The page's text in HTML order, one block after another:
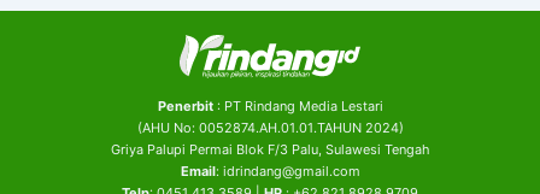
Penerbit: PT Rindang Media Lestari
(AHU No: 0052874.AH.01.01.TAHUN 2024)
Griya Palupi Permai Blok F/3 Palu, Sulawesi Tengah
Email: idrindang@gmail.com